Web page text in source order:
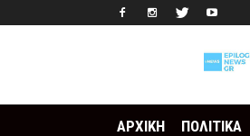
ΑΡΧΙΚΗ ΠΟΛΙΤΙΚΑ